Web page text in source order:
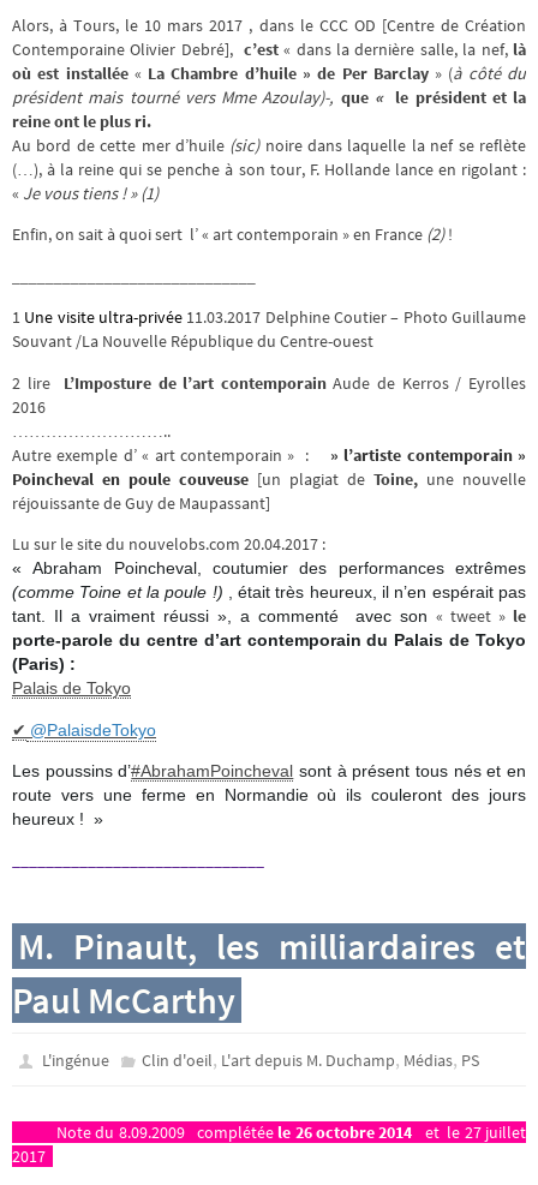
Alors, à Tours, le 10 mars 2017 , dans le CCC OD [Centre de Création
Contemporaine Olivier Debré], c’est« dans la dernière salle, la nef, là
où est installée« La Chambre d’huile » de Per Barclay» (à côté du
président mais tourné vers Mme Azoulay)-, que« le président et la
reine ont le plus ri.
Au bord de cette mer d’huile (sic)noire dans laquelle la nef se reflète
(…), à la reine qui se penche à son tour, F. Hollande lance en rigolant :
« Je vous tiens ! »(1)
Enfin, on sait à quoi sert l’ « art contemporain » en France (2)!
1 Une visite ultra-privée 11.03.2017 Delphine Coutier – Photo Guillaume
Souvant /La Nouvelle République du Centre-ouest
2 lire L’Imposture de l’art contemporainAude de Kerros / Eyrolles
2016
………………………..
Autre exemple d’ « art contemporain » :
» l’artiste contemporain »
Poincheval en poule couveuse [un plagiat de Toine, une nouvelle
réjouissante de Guy de Maupassant]
Lu sur le site du nouvelobs.com 20.04.2017 :
« Abraham Poincheval, coutumier des performances extrêmes
(comme Toine et la poule !)
, était très heureux, il n’en espérait pas
tant. Il a vraiment réussi », a commenté avec son « tweet » le
porte-parole du centre d’art contemporain du Palais de Tokyo
(Paris) :
Palais de Tokyo
✔ @PalaisdeTokyo
Les poussins d’#AbrahamPoincheval sont à présent tous nés et en
route vers une ferme en Normandie où ils couleront des jours
heureux ! »
M. Pinault, les milliardaires et
Paul McCarthy
L'ingénue Clin d'oeil, L'art depuis M. Duchamp, Médias, PS
Note du 8.09.2009 complétéele 26 octobre 2014
et le 27 juillet
2017